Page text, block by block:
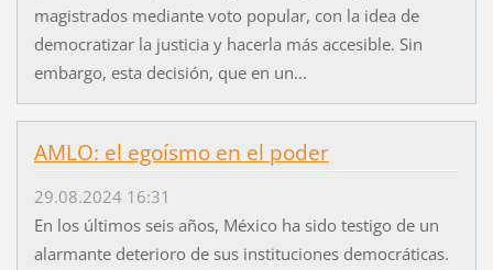
magistrados mediante voto popular, con la idea de
democratizar la justicia y hacerla más accesible. Sin
embargo, esta decisión, que en un...
AMLO: el egoísmo en el poder
29.08.2024 16:31
En los últimos seis años, México ha sido testigo de un
alarmante deterioro de sus instituciones democráticas.